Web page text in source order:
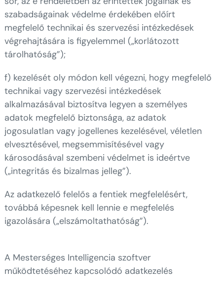
szabadságainak védelme érdekében előírt
megfelelő technikai és szervezési intézkedések
végrehajtására is figyelemmel („korlátozott
tárolhatóság”);
f) kezelését oly módon kell végezni, hogy megfelelő
technikai vagy szervezési intézkedések
alkalmazásával biztosítva legyen a személyes
adatok megfelelő biztonsága, az adatok
jogosulatlan vagy jogellenes kezelésével, véletlen
elvesztésével, megsemmisítésével vagy
károsodásával szembeni védelmet is ideértve
(„integritás és bizalmas jelleg”).
Az adatkezelő felelős a fentiek megfelelésért,
továbbá képesnek kell lennie e megfelelés
igazolására („elszámoltathatóság”).
A Mesterséges Intelligencia szoftver
működtetéséhez kapcsolódó adatkezelés